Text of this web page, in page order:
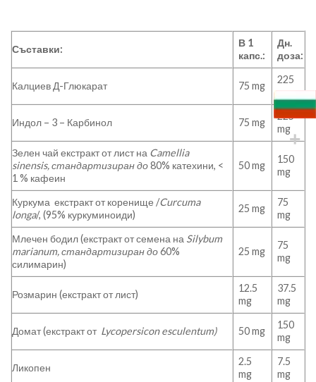
Съставки:
В 1
капс.:
Дн.
доза:
Калциев Д-Глюкарат 75 mg
225
Индол – 3 – Карбинол 75 mg
225
mg
Зелен чай екстракт от лист на Camellia
sinensis, стандартизиран до80% катехини, <
1 % кафеин
50 mg
150
mg
Куркума екстракт от коренище /Curcuma
longa/, (95% куркуминоиди)
25 mg
75
mg
Млечен бодил (екстракт от семена на Silybum
marianum, стандартизиран до60%
силимарин)
25 mg
75
mg
Розмарин (екстракт от лист)
12.5
mg
37.5
mg
Домат (екстракт от Lycopersicon esculentum) 50 mg
150
mg
Ликопен
2.5
mg
7.5
mg